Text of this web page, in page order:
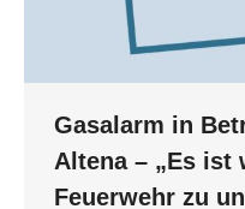
Gasalarm in
Altena – „Es ist
Feuerwehr zu